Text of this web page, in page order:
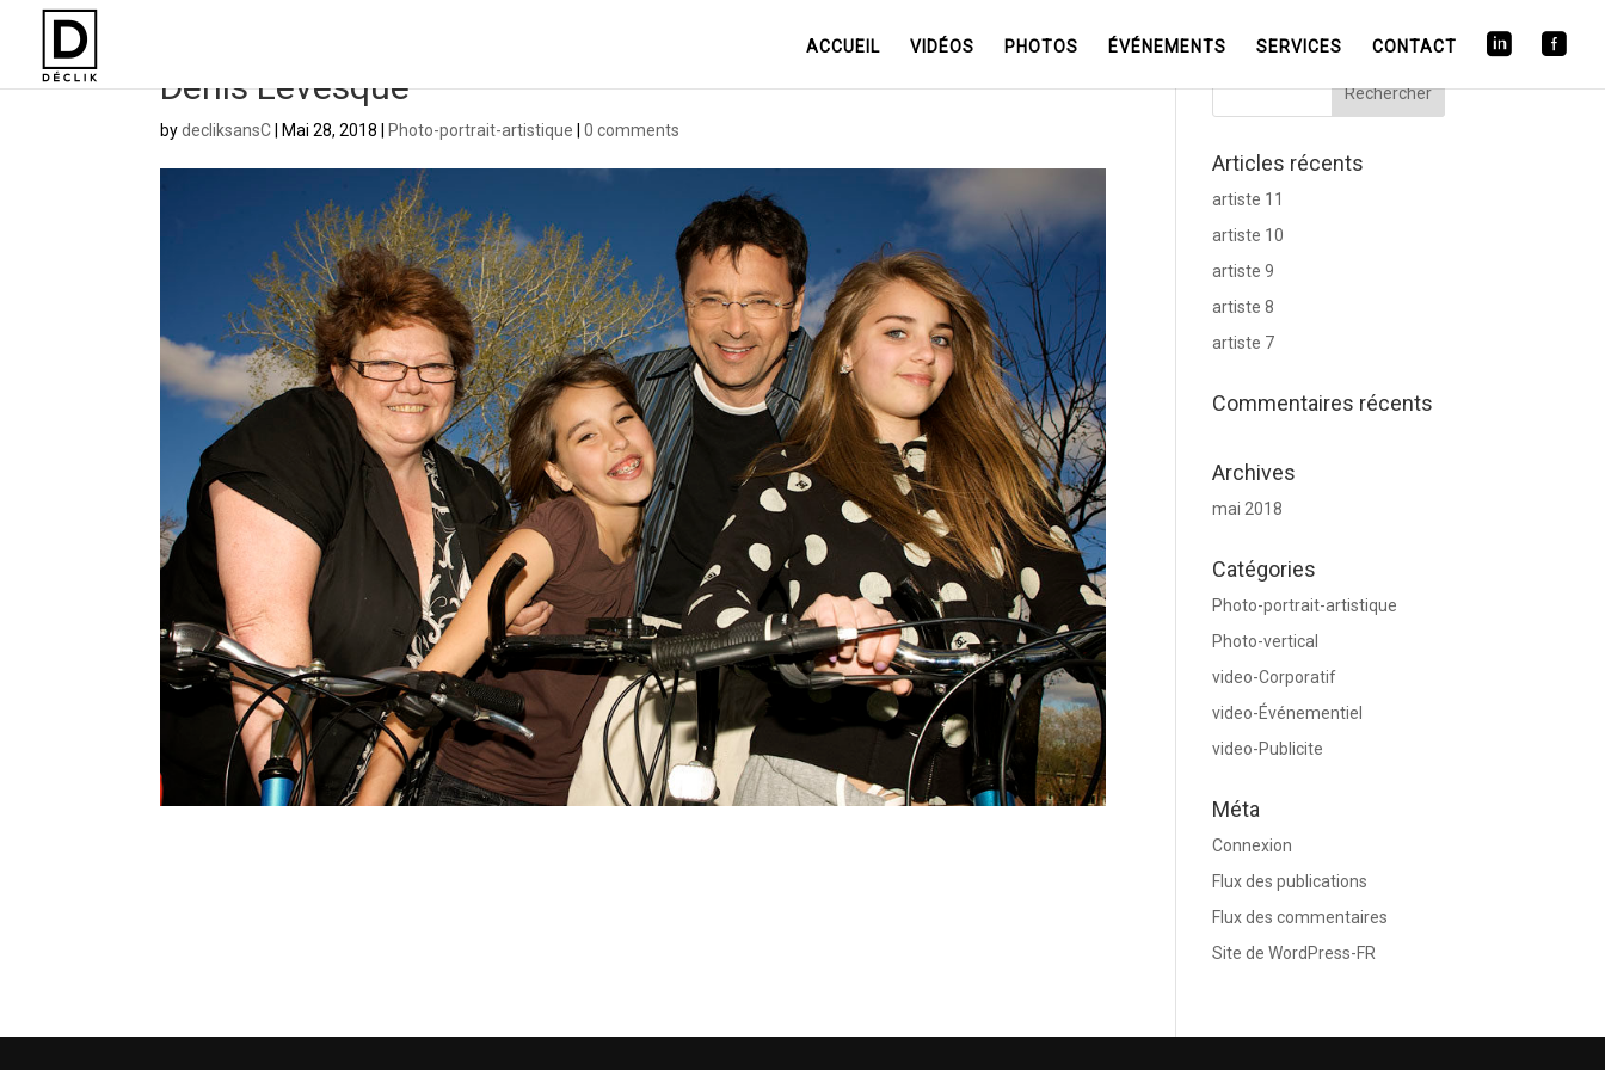
ACCUEIL VIDÉOS PHOTOS ÉVÉNEMENTS SERVICES CONTACT
Denis Levesque
bydecliksansC Mai 28, 2018 Photo-portrait-artistique |0 comments
Articles récents
artiste 11
artiste 10
artiste 9
artiste 8
artiste 7
Commentaires récents
Archives
mai 2018
Catégories
Photo-portrait-artistique
Photo-vertical
video-Corporatif
video-Événementiel
video-Publicite
Méta
Connexion
Flux des publications
Flux des commentaires
Site de WordPress-FR